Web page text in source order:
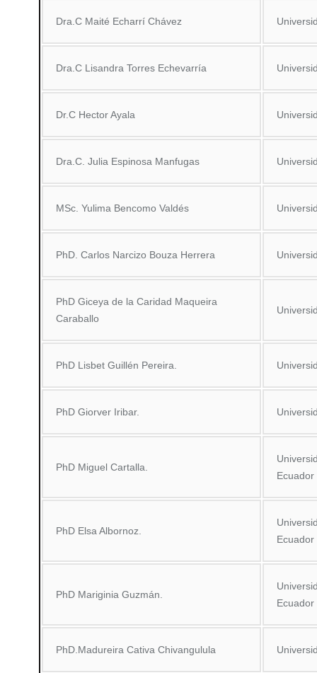
Dra.C Maité Echarrí Chávez
Dra.C Lisandra Torres Echevarría
Dr.C Hector Ayala
Dra.C. Julia Espinosa Manfugas
MSc. Yulima Bencomo Valdés
PhD. Carlos Narcizo Bouza Herrera
PhD Giceya de la Caridad Maqueira
Caraballo
PhD Lisbet Guillén Pereira.
PhD Giorver Iribar.
PhD Miguel Cartalla.
Ecuador
PhD Elsa Albornoz.
Ecuador
PhD Mariginia Guzmán.
Ecuador
PhD.Madureira Cativa Chivangulula